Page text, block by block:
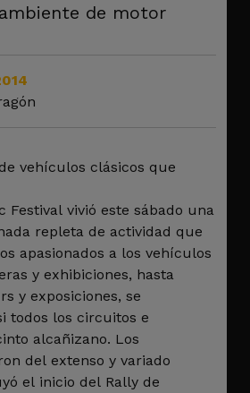
de motor
vehículos clásicos que
Festival vivió este sábado una
repleta de actividad que
apasionados a los vehículos
y exhibiciones, hasta
y exposiciones, se
todos los circuitos e
alcañizano. Los
del extenso y variado
el inicio del Rally de